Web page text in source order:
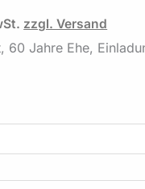
zzgl. Versand
60 Jahre Ehe,